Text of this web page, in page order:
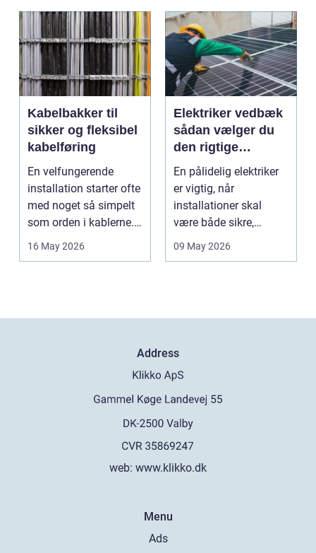
Kabelbakker til
sikker og fleksibel
kabelføring
En velfungerende
installation starter ofte
med noget så simpelt
som orden i kablerne.
16 May 2026
Elektriker vedbæk
sådan vælger du
den rigtige
fagmand
En pålidelig elektriker
er vigtig, når
installationer skal
være både sikre,
09 May 2026
Address
web: www.klikko.dk
Menu
Ads